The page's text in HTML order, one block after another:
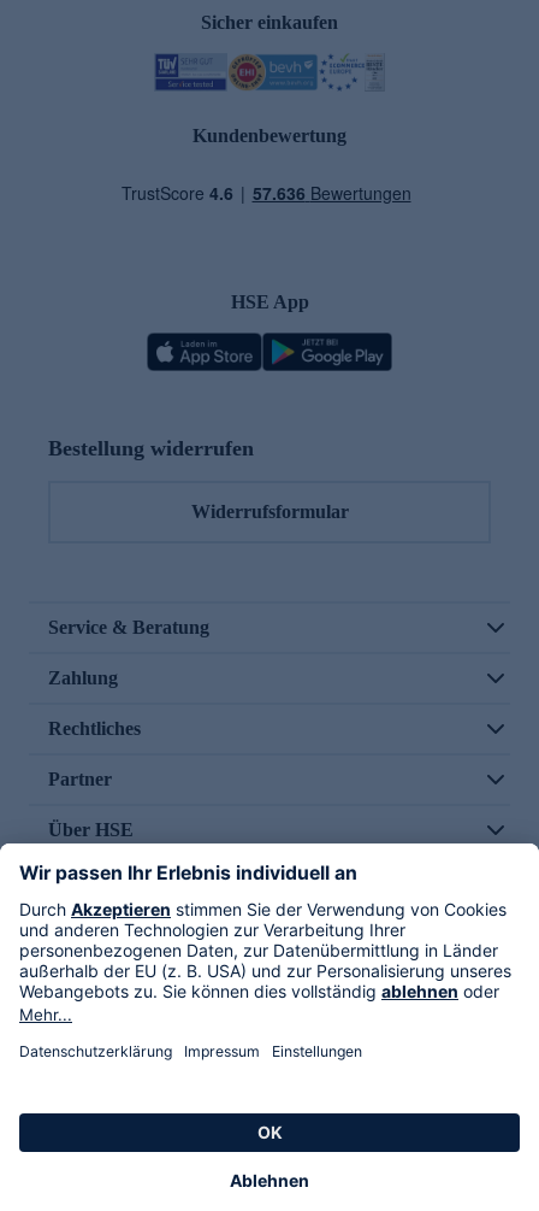
Sicher einkaufen
Kundenbewertung
HSE App
Bestellung widerrufen
Widerrufsformular
Service & Beratung
Zahlung
Rechtliches
Partner
Über HSE
Im TV
HSE International